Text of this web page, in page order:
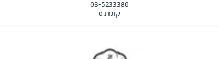
03-5233380
קומת 0